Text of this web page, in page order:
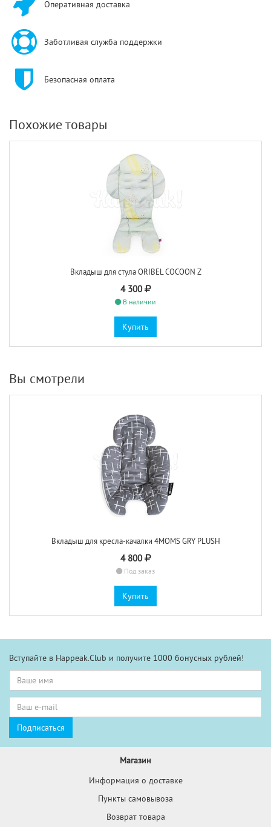
Оперативная доставка
Заботливая служба поддержки
Безопасная оплата
Похожие товары
Вкладыш для стула ORIBEL COCOON Z
4 300
В наличии
Купить
Вы смотрели
Вкладыш для кресла-качалки 4MOMS GRY PLUSH
4 800
Под заказ
Купить
Вступайте в Happeak.Club и получите 1000 бонусных рублей!
Магазин
Информация о доставке
Пункты самовывоза
Возврат товара